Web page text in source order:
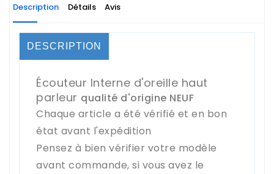
Description Détails Avis
DESCRIPTION
Écouteur Interne d'oreille haut
parleur qualité d'origine NEUF
Chaque article a été vérifié et en bon
état avant l'expédition
Pensez à bien vérifier votre modèle
avant commande, si vous avez le